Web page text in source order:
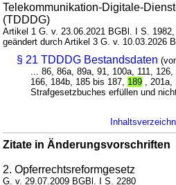
Telekommunikation-Digitale-
(TDDDG)
Artikel 1 G. v. 23.06.2021 BGBl. I S.
geändert durch Artikel 3 G. v. 10.03.2026
§ 21 TDDDG Bestandsdaten
... 86, 86a, 89a, 91, 100a, 111,
166, 184b, 185 bis 187, 189 ,
Strafgesetzbuches erfüllen und
Zitate in Änderungsvorschriften
2. Opferrechtsreformgesetz
G. v. 29.07.2009 BGBl. I S. 2280